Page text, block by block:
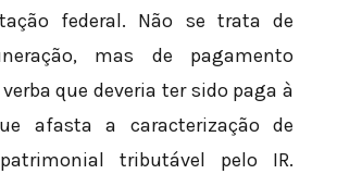
federal. Não se trata de
mas de pagamento
que deveria ter sido paga à
afasta a caracterização de
tributável pelo IR.